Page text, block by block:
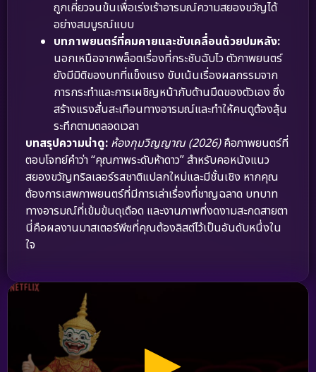
ถูกเคี่ยวจนข้นเพื่อเร่งเร้าอารมณ์ความสยองขวัญได้
อย่างสมบูรณ์แบบ
บทภาพยนตร์ที่คมคายและขับเคลื่อนด้วยปมหลัง:
นอกเหนือจากพล็อตเรื่องที่กระชับฉับไว ตัวภาพยนตร์
ยังมีมิติของบทที่แข็งแรง ขับเน้นเรื่องผลกรรมจาก
การกระทำและการเผชิญหน้ากับด้านมืดของตัวเอง ซึ่ง
สร้างแรงสั่นสะเทือนทางอารมณ์และทำให้คนดูต้องลุ้น
ระทึกตามตลอดเวลา
บทสรุปความน่าดู: ห้องกุมวิญญาณ (2026)คือภาพยนตร์ที่
ตอบโจทย์คำว่า “คุณภาพระดับห้าดาว” สำหรับคอหนังแนว
สยองขวัญทริลเลอร์รสชาติแปลกใหม่และมีชั้นเชิง หากคุณ
ต้องการเสพภาพยนตร์ที่มีการเล่าเรื่องที่ชาญฉลาด บทบาท
ทางอารมณ์ที่เข้มข้นดุเดือด และงานภาพที่งดงามสะกดสายตา
นี่คือผลงานมาสเตอร์พีซที่คุณต้องลิสต์ไว้เป็นอันดับหนึ่งใน
ใจ